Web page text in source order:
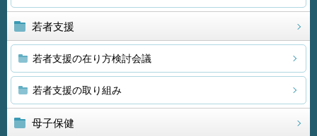
若者支援
若者支援の在り方検討会議
若者支援の取り組み
母子保健